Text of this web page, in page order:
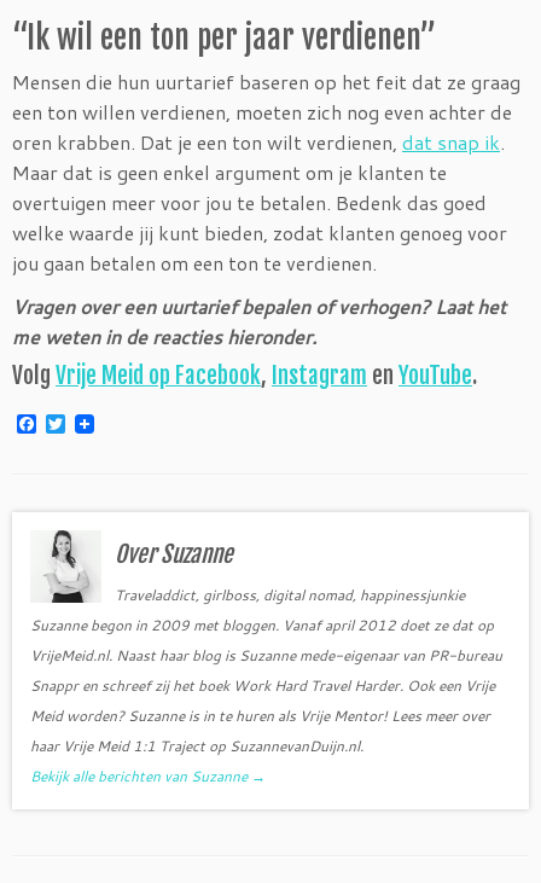
“Ik wil een ton per jaar verdienen”
Mensen die hun uurtarief baseren op het feit dat ze graag
een ton willen verdienen, moeten zich nog even achter de
oren krabben. Dat je een ton wilt verdienen, dat snap ik.
Maar dat is geen enkel argument om je klanten te
overtuigen meer voor jou te betalen. Bedenk das goed
welke waarde jij kunt bieden, zodat klanten genoeg voor
jou gaan betalen om een ton te verdienen.
Vragen over een uurtarief bepalen of verhogen? Laat het
me weten in de reacties hieronder.
Volg Vrije Meid op Facebook, Instagram en YouTube.
F
o
T
w
e
r
Over Suzanne
Traveladdict, girlboss, digital nomad, happinessjunkie
Suzanne begon in 2009 met bloggen. Vanaf april 2012 doet ze dat op
VrijeMeid.nl. Naast haar blog is Suzanne mede-eigenaar van PR-bureau
Snappr en schreef zij het boek Work Hard Travel Harder. Ook een Vrije
Meid worden? Suzanne is in te huren als Vrije Mentor! Lees meer over
haar Vrije Meid 1:1 Traject op SuzannevanDuijn.nl.
Bekijk alle berichten van Suzanne →